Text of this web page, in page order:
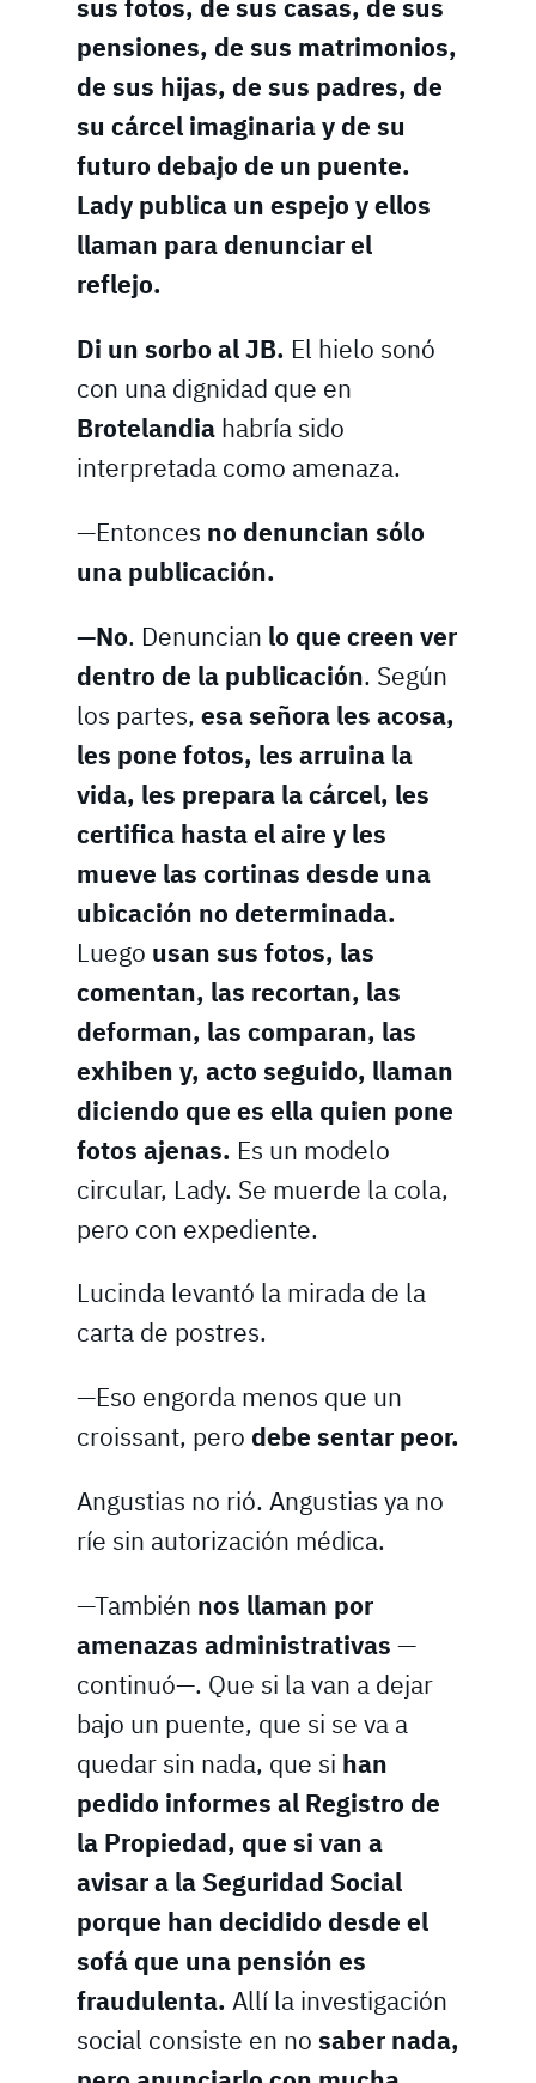
sus fotos, de sus casas, de sus
pensiones, de sus matrimonios,
de sus hijas, de sus padres, de
su cárcel imaginaria y de su
futuro debajo de un puente.
Lady publica un espejo y ellos
llaman para denunciar el
reflejo.
Di un sorbo al JB. El hielo sonó
con una dignidad que en
Brotelandia habría sido
interpretada como amenaza.
—Entonces no denuncian sólo
una publicación.
—No. Denuncian lo que creen ver
dentro de la publicación. Según
los partes, esa señora les acosa,
les pone fotos, les arruina la
vida, les prepara la cárcel, les
certifica hasta el aire y les
mueve las cortinas desde una
ubicación no determinada.
Luego usan sus fotos, las
comentan, las recortan, las
deforman, las comparan, las
exhiben y, acto seguido, llaman
diciendo que es ella quien pone
fotos ajenas. Es un modelo
circular, Lady. Se muerde la cola,
pero con expediente.
Lucinda levantó la mirada de la
carta de postres.
—Eso engorda menos que un
croissant, pero debe sentar peor.
Angustias no rió. Angustias ya no
ríe sin autorización médica.
—También nos llaman por
amenazas administrativas —
continuó—. Que si la van a dejar
bajo un puente, que si se va a
quedar sin nada, que si han
pedido informes al Registro de
la Propiedad, que si van a
avisar a la Seguridad Social
porque han decidido desde el
sofá que una pensión es
fraudulenta. Allí la investigación
social consiste en no saber nada,